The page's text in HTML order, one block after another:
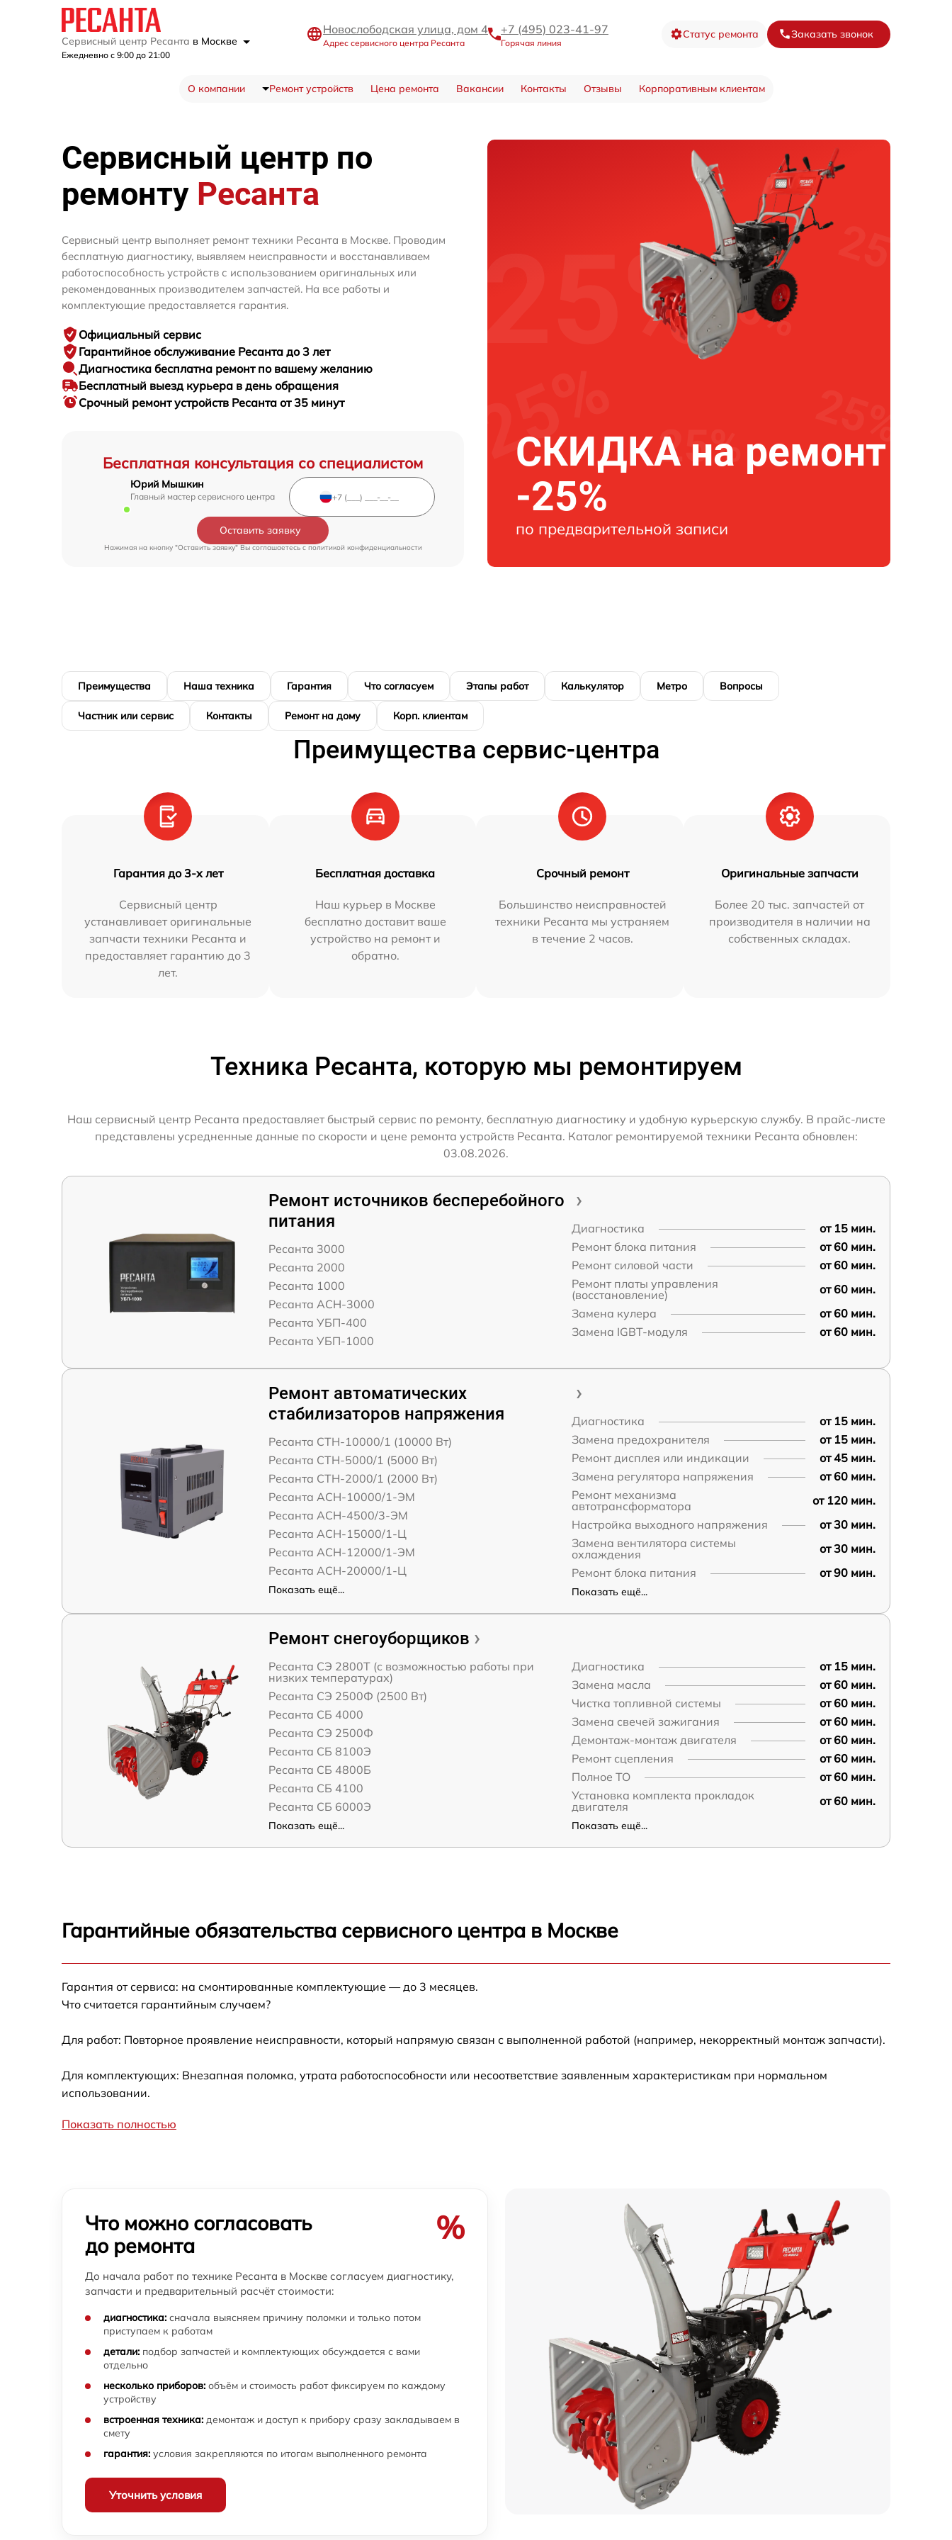
Сервисный центр Ресанта в Москве
Ежедневно с 9:00 до 21:00
Новослободская улица, дом 4
Адрес сервисного центра Ресанта
+7 (495) 023-41-97
Горячая линия
Статус ремонта Заказать звонок
О компании Ремонт устройств Цена ремонта Вакансии Контакты Отзывы Корпоративным клиентам
Сервисный центр по
ремонту Ресанта
Бесплатная консультация со специалистом
Юрий Мышкин
Главный мастер сервисного центра
Оставить заявку
Нажимая на кнопку "Оставить заявку" Вы соглашаетесь c политикой конфиденциальности
Сервисный центр выполняет ремонт техники Ресанта в Москве. Проводим
бесплатную диагностику, выявляем неисправности и восстанавливаем
работоспособность устройств с использованием оригинальных или
рекомендованных производителем запчастей. На все работы и
комплектующие предоставляется гарантия.
Официальный сервис
Гарантийное обслуживание Ресанта до 3 лет
Диагностика бесплатна ремонт по вашему желанию
Бесплатный выезд курьера в день обращения
Срочный ремонтустройств Ресанта от 35 минут
СКИДКА на ремонт
-25%
по предварительной записи
Преимущества Наша техника Гарантия Что согласуем Этапы работ Калькулятор Метро Вопросы
Частник или сервис Контакты Ремонт на дому Корп. клиентам
Преимущества сервис-центра
Гарантия до 3-х лет
Сервисный центр
устанавливает оригинальные
запчасти техники Ресанта и
предоставляет гарантию до 3
лет.
Бесплатная доставка
Наш курьер в Москве
бесплатно доставит ваше
устройство на ремонт и
обратно.
Срочный ремонт
Большинство неисправностей
техники Ресанта мы устраняем
в течение 2 часов.
Оригинальные запчасти
Более 20 тыс. запчастей от
производителя в наличии на
собственных складах.
Техника Ресанта, которую мы ремонтируем
Наш сервисный центр Ресанта предоставляет быстрый сервис по ремонту, бесплатную диагностику и удобную курьерскую службу. В прайс-листе
представлены усредненные данные по скорости и цене ремонта устройств Ресанта. Каталог ремонтируемой техники Ресанта обновлен:
03.08.2026.
Ремонт источников бесперебойного
питания
Ресанта 3000
Ресанта 2000
Ресанта 1000
Ресанта АСН-3000
Ресанта УБП-400
Ресанта УБП-1000
Диагностика
от 15 мин.
Ремонт блока питания
от 60 мин.
Ремонт силовой части
от 60 мин.
Ремонт платы управления
(восстановление)
от 60 мин.
Замена кулера
от 60 мин.
Замена IGBT-модуля
от 60 мин.
Ремонт автоматических
стабилизаторов напряжения
Ресанта СТН-10000/1 (10000 Вт)
Ресанта СТН-5000/1 (5000 Вт)
Ресанта СТН-2000/1 (2000 Вт)
Ресанта АСН-10000/1-ЭМ
Ресанта АСН-4500/3-ЭМ
Ресанта АСН-15000/1-Ц
Ресанта АСН-12000/1-ЭМ
Ресанта АСН-20000/1-Ц
Показать ещё...
Диагностика
от 15 мин.
Замена предохранителя
от 15 мин.
Ремонт дисплея или индикации
от 45 мин.
Замена регулятора напряжения
от 60 мин.
Ремонт механизма
автотрансформатора
от 120 мин.
Настройка выходного напряжения
от 30 мин.
Замена вентилятора системы
охлаждения
от 30 мин.
Ремонт блока питания
от 90 мин.
Показать ещё...
Ремонт снегоуборщиков
Ресанта СЭ 2800Т (с возможностью работы при
низких температурах)
Ресанта СЭ 2500Ф (2500 Вт)
Ресанта СБ 4000
Ресанта СЭ 2500Ф
Ресанта СБ 8100Э
Ресанта СБ 4800Б
Ресанта СБ 4100
Ресанта СБ 6000Э
Показать ещё...
Диагностика
от 15 мин.
Замена масла
от 60 мин.
Чистка топливной системы
от 60 мин.
Замена свечей зажигания
от 60 мин.
Демонтаж-монтаж двигателя
от 60 мин.
Ремонт сцепления
от 60 мин.
Полное ТО
от 60 мин.
Установка комплекта прокладок
двигателя
от 60 мин.
Показать ещё...
Гарантийные обязательства сервисного центра в Москве
Гарантия от сервиса: на смонтированные комплектующие — до 3 месяцев.
Что считается гарантийным случаем?
Для работ: Повторное проявление неисправности, который напрямую связан с выполненной работой (например, некорректный монтаж запчасти).
Для комплектующих: Внезапная поломка, утрата работоспособности или несоответствие заявленным характеристикам при нормальном
использовании.
Показать полностью
Что можно согласовать
до ремонта
%
До начала работ по технике Ресанта в Москве согласуем диагностику,
запчасти и предварительный расчёт стоимости:
диагностика: сначала выясняем причину поломки и только потом
приступаем к работам
детали: подбор запчастей и комплектующих обсуждается с вами
отдельно
несколько приборов: объём и стоимость работ фиксируем по каждому
устройству
встроенная техника: демонтаж и доступ к прибору сразу закладываем в
смету
гарантия: условия закрепляются по итогам выполненного ремонта
Уточнить условия